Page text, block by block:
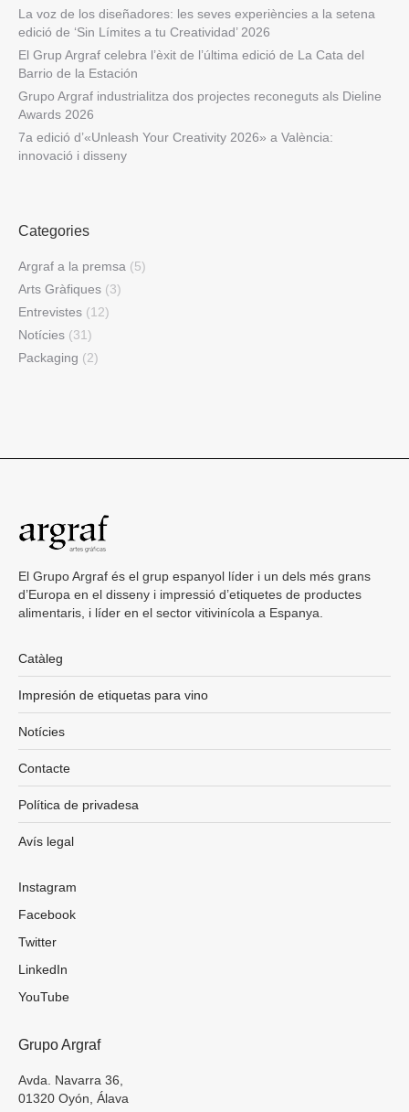
La voz de los diseñadores: les seves experiències a la setena
edició de ‘Sin Límites a tu Creatividad’ 2026
El Grup Argraf celebra l’èxit de l’última edició de La Cata del
Barrio de la Estación
Grupo Argraf industrialitza dos projectes reconeguts als Dieline
Awards 2026
7a edició d’«Unleash Your Creativity 2026» a València:
innovació i disseny
Categories
Argraf a la premsa (5)
Arts Gràfiques (3)
Entrevistes (12)
Notícies (31)
Packaging (2)
El Grupo Argraf és el grup espanyol líder i un dels més grans
d’Europa en el disseny i impressió d’etiquetes de productes
alimentaris, i líder en el sector vitivinícola a Espanya.
Catàleg
Impresión de etiquetas para vino
Notícies
Contacte
Política de privadesa
Avís legal
Instagram
Facebook
Twitter
LinkedIn
YouTube
Grupo Argraf
Avda. Navarra 36,
01320 Oyón, Álava